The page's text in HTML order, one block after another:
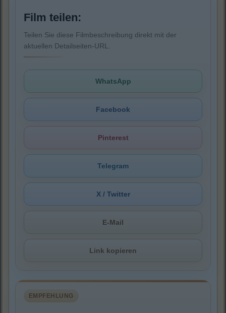
Film teilen:
Teilen Sie diese Filmbeschreibung direkt mit der
aktuellen Detailseiten-URL.
WhatsApp
Facebook
Pinterest
Telegram
X / Twitter
E-Mail
Link kopieren
EMPFEHLUNG